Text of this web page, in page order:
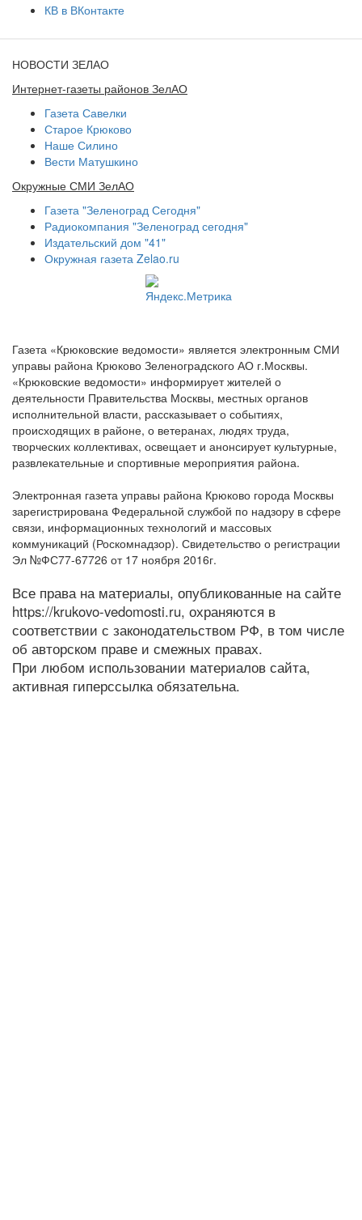
КВ в ВКонтакте
НОВОСТИ ЗЕЛАО
Интернет-газеты районов ЗелАО
Газета Савелки
Старое Крюково
Наше Силино
Вести Матушкино
Окружные СМИ ЗелАО
Газета "Зеленоград Сегодня"
Радиокомпания "Зеленоград сегодня"
Издательский дом "41"
Окружная газета Zelao.ru
Газета «Крюковские ведомости» является электронным СМИ
управы района Крюково Зеленоградского АО г.Москвы.
«Крюковские ведомости» информирует жителей о
деятельности Правительства Москвы, местных органов
исполнительной власти, рассказывает о событиях,
происходящих в районе, о ветеранах, людях труда,
творческих коллективах, освещает и анонсирует культурные,
развлекательные и спортивные мероприятия района.
Электронная газета управы района Крюково города Москвы
зарегистрирована Федеральной службой по надзору в сфере
связи, информационных технологий и массовых
коммуникаций (Роскомнадзор). Свидетельство о регистрации
Эл №ФС77-67726 от 17 ноября 2016г.
Все права на материалы, опубликованные на сайте
https://krukovo-vedomosti.ru, охраняются в
соответствии с законодательством РФ, в том числе
об авторском праве и смежных правах.
При любом использовании материалов сайта,
активная гиперссылка обязательна.